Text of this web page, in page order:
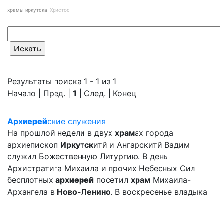
храмы иркутска Христос
Результаты поиска 1 - 1 из 1
Начало | Пред. | 1 | След. | Конец
Архиерейские служения
На прошлой недели в двух храмах города
архиепископ Иркутскитй и Ангарскитй Вадим
служил Божественную Литургию. В день
Архистратига Михаила и прочих Небесных Сил
бесплотных архиерей посетил храм Михаила-
Архангела в Ново-Ленино. В воскресенье владыка